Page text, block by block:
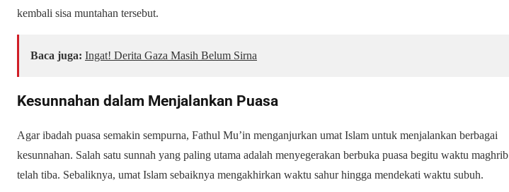
kembali sisa muntahan tersebut.
Baca juga: Ingat! Derita Gaza Masih Belum Sirna
Kesunnahan dalam Menjalankan Puasa
Agar ibadah puasa semakin sempurna, Fathul Mu’in menganjurkan umat Islam untuk menjalankan berbagai
kesunnahan. Salah satu sunnah yang paling utama adalah menyegerakan berbuka puasa begitu waktu maghrib
telah tiba. Sebaliknya, umat Islam sebaiknya mengakhirkan waktu sahur hingga mendekati waktu subuh.